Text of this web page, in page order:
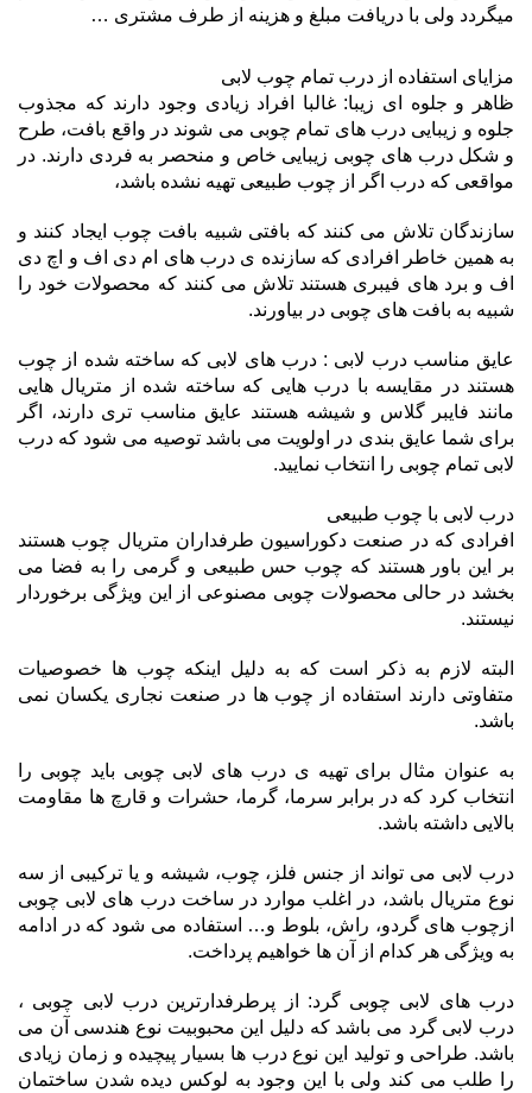
میگردد ولی با دریافت مبلغ و هزینه از طرف مشتری …
مزایای استفاده از درب تمام چوب لابی
ظاهر و جلوه ای زیبا: غالبا افراد زیادی وجود دارند که مجذوب
جلوه و زیبایی درب های تمام چوبی می شوند در واقع بافت، طرح
و شکل درب های چوبی زیبایی خاص و منحصر به فردی دارند. در
مواقعی که درب اگر از چوب طبیعی تهیه نشده باشد،
سازندگان تلاش می کنند که بافتی شبیه بافت چوب ایجاد کنند و
به همین خاطر افرادی که سازنده ی درب های ام دی اف و اچ دی
اف و برد های فیبری هستند تلاش می کنند که محصولات خود را
شبیه به بافت های چوبی در بیاورند.
عایق مناسب درب لابی : درب های لابی که ساخته شده از چوب
هستند در مقایسه با درب هایی که ساخته شده از متریال هایی
مانند فایبر گلاس و شیشه هستند عایق مناسب تری دارند، اگر
برای شما عایق بندی در اولویت می باشد توصیه می شود که درب
لابی تمام چوبی را انتخاب نمایید.
درب لابی با چوب طبیعی
افرادی که در صنعت دکوراسیون طرفداران متریال چوب هستند
بر این باور هستند که چوب حس طبیعی و گرمی را به فضا می
بخشد در حالی محصولات چوبی مصنوعی از این ویژگی برخوردار
نیستند.
البته لازم به ذکر است که به دلیل اینکه چوب ها خصوصیات
متفاوتی دارند استفاده از چوب ها در صنعت نجاری یکسان نمی
باشد.
به عنوان مثال برای تهیه ی درب های لابی چوبی باید چوبی را
انتخاب کرد که در برابر سرما، گرما، حشرات و قارچ ها مقاومت
بالایی داشته باشد.
درب لابی می تواند از جنس فلز، چوب، شیشه و یا ترکیبی از سه
نوع متریال باشد، در اغلب موارد در ساخت درب های لابی چوبی
ازچوب های گردو، راش، بلوط و… استفاده می شود که در ادامه
به ویژگی هر کدام از آن ها خواهیم پرداخت.
درب های لابی چوبی گرد: از پرطرفدارترین درب لابی چوبی ،
درب لابی گرد می باشد که دلیل این محبوبیت نوع هندسی آن می
باشد. طراحی و تولید این نوع درب ها بسیار پیچیده و زمان زیادی
را طلب می کند ولی با این وجود به لوکس دیده شدن ساختمان